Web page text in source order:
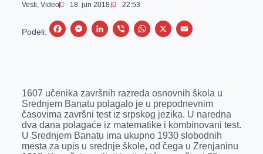
Vesti, Video 18. jun 2018. 22:53
Podeli:
F
b
o
o
k
M
e
n
g
e
L
e
d
I
n
V
r
W
s
A
p
p
X
E
l
1607 učenika završnih razreda osnovnih škola u
Srednjem Banatu polagalo je u prepodnevnim
časovima završni test iz srpskog jezika. U naredna
dva dana polagaće iz matematike i kombinovani test.
U Srednjem Banatu ima ukupno 1930 slobodnih
mesta za upis u srednje škole, od čega u Zrenjaninu